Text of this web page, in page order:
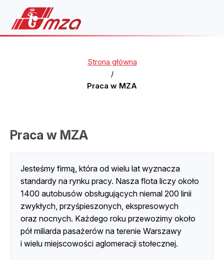
Strona główna
/
Praca w MZA
Praca w MZA
Jesteśmy firmą, która od wielu lat wyznacza
standardy na rynku pracy. Nasza flota liczy około
1400 autobusów obsługujących niemal 200 linii
zwykłych, przyśpieszonych, ekspresowych
oraz nocnych. Każdego roku przewozimy około
pół miliarda pasażerów na terenie Warszawy
i wielu miejscowości aglomeracji stołecznej.